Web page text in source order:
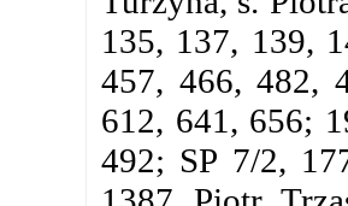
135, 137, 139,
457, 466, 482,
612, 641, 656;
492; SP 7/2,